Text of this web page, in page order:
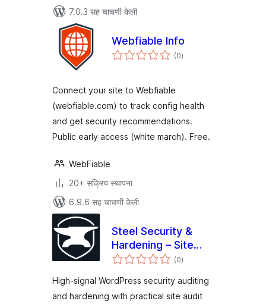
7.0.3 सह चाचणी केली
Webfiable Info
(0एकूण
मूल्यांकन
)
Connect your site to Webfiable
(webfiable.com) to track config health
and get security recommendations.
Public early access (white march). Free.
WebFiable
20+ सक्रिय स्थापना
6.9.6 सह चाचणी केली
Steel Security &
Hardening – Site
Audit Tools (0एकूण
मूल्यांकन
)
High-signal WordPress security auditing
and hardening with practical site audit